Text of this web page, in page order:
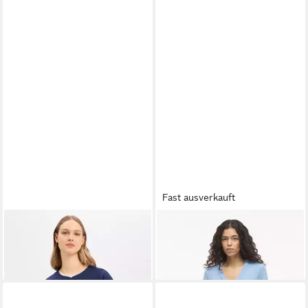
Steppjacke Valentina
ab 47,59 €
UVP55,99 €
Fast ausverkauft
Strickjacke VIDoris
UVP 39,99 €